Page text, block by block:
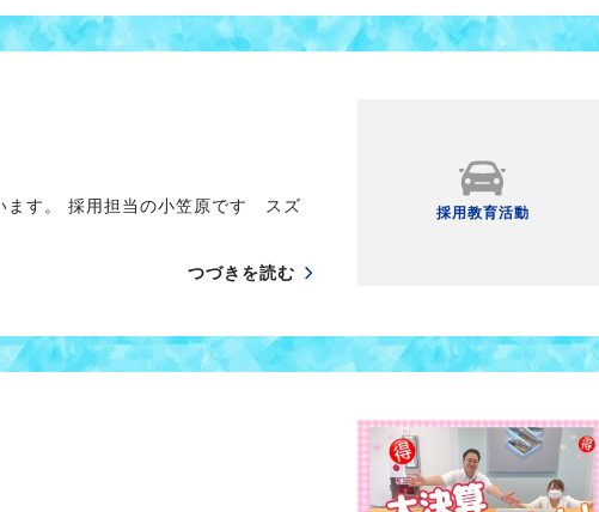
ます。 採用担当の小笠原です スズ
つづきを読む
採用教育活動